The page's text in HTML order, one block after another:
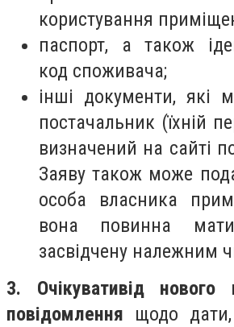
користування
паспорт, а також
код споживача;
інші документи, які
постачальник (їхній
визначений на сайті
Заяву також може
особа власника
вона повинна мати
засвідчену належним
3. Очікувативід нового
повідомлення щодо